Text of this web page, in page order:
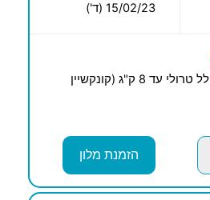
15/02/23 (ד')
טיסות עם פגסוס כולל טרולי עד 8 ק"ג (קונקשיין
הזמנת מלון